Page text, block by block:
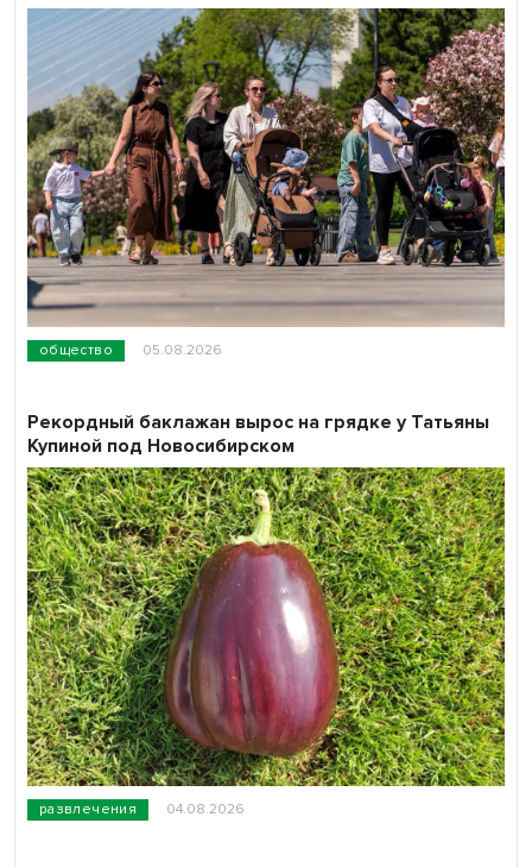
общество 05.08.2026
развлечения 04.08.2026
Рекордный баклажан вырос на грядке у Татьяны
Купиной под Новосибирском